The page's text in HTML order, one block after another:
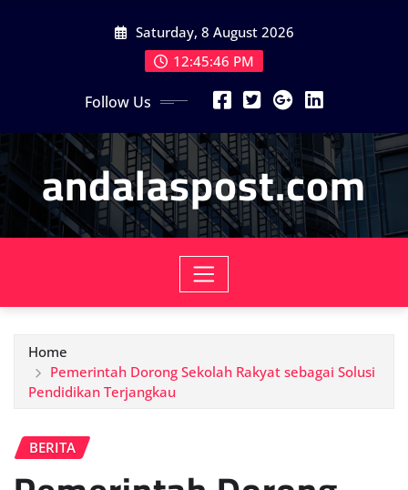
Saturday, 8 August 2026
12:45:47 PM
Follow Us
andalaspost.com
Home
Pemerintah Dorong Sekolah Rakyat sebagai Solusi
Pendidikan Terjangkau
BERITA